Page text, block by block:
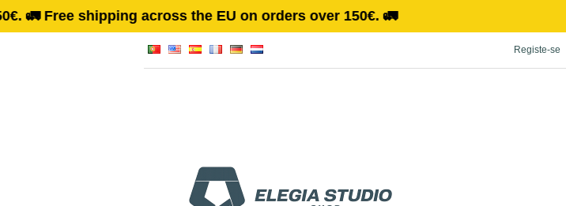
the EU on orders over 150€. 🚛
Registe-se